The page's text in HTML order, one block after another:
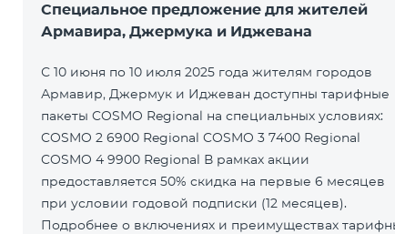
Специальное предложение для жителей
Армавира, Джермука и Иджевана
С 10 июня по 10 июля 2025 года жителям городов
Армавир, Джермук и Иджеван доступны тарифные
пакеты COSMO Regional на специальных условиях:
COSMO 2 6900 Regional COSMO 3 7400 Regional
COSMO 4 9900 Regional В рамках акции
предоставляется 50% скидка на первые 6 месяцев
при условии годовой подписки (12 месяцев).
Подробнее о включениях и преимуществах